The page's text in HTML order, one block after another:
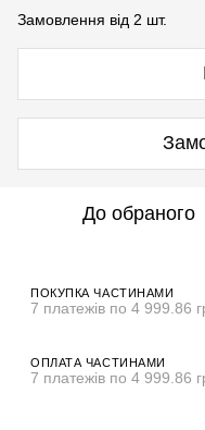
Замовлення від 2 шт.
До обраного
ПОКУПКА ЧАСТИНАМИ
7 платежів по 4 999.86
ОПЛАТА ЧАСТИНАМИ
7 платежів по 4 999.86